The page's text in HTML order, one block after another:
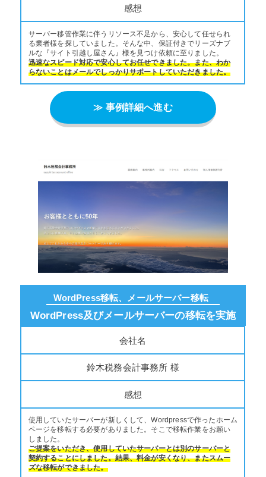
感想
サーバー移管作業に伴うリソース不足から、安心して任せられ
る業者様を探していました。そんな中、保証付きでリーズナブ
ルな『サイト引越し屋さん』様を見つけ依頼に至りました。
迅速なスピード対応で安心してお任せできました。また、わか
らないことはメールでしっかりサポートしていただきました。
≫ 事例詳細へ進む
WordPress移転、メールサーバー移転
WordPress及びメールサーバーの移転を実施
会社名
鈴木税務会計事務所 様
感想
使用していたサーバーが新しくして、Wordpressで作ったホーム
ページを移転する必要がありました。そこで移転作業をお願い
しました。
ご提案をいただき、使用していたサーバーとは別のサーバーと
契約することにしました。結果、料金が安くなり、またスムー
ズな移転ができました。